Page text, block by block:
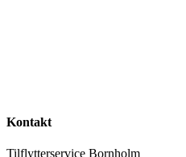
Kontakt
Tilflytterservice Bornholm